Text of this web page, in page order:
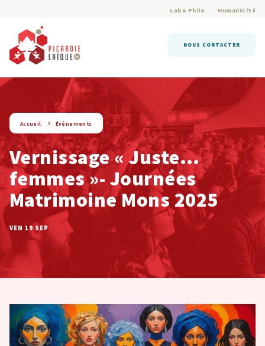
Labo Philo HumaniCité
NOUS CONTACTER
string(9) « evenement »
Accueil Événements
Vernissage « Juste…
femmes »- Journées
Matrimoine Mons 2025
VEN 19 SEP